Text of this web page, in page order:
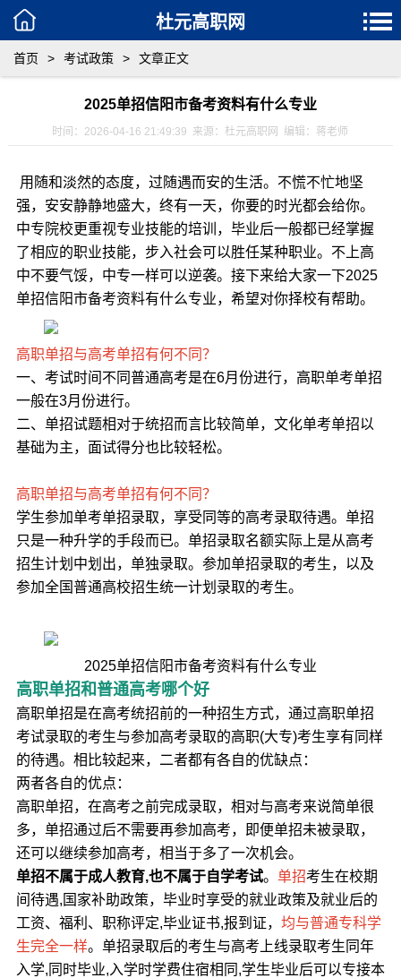
杜元高职网
首页 > 考试政策 > 文章正文
2025单招信阳市备考资料有什么专业
时间：2026-04-16 21:49:39 来源：杜元高职网 编辑：蒋老师
用随和淡然的态度，过随遇而安的生活。不慌不忙地坚
强，安安静静地盛大，终有一天，你要的时光都会给你。
中专院校更重视专业技能的培训，毕业后一般都已经掌握
了相应的职业技能，步入社会可以胜任某种职业。不上高
中不要气馁，中专一样可以逆袭。接下来给大家一下2025
单招信阳市备考资料有什么专业，希望对你择校有帮助。
高职单招与高考单招有何不同？
一、考试时间不同普通高考是在6月份进行，高职单考单招
一般在3月份进行。
二、单招试题相对于统招而言比较简单，文化单考单招以
基础为主，面试得分也比较轻松。
高职单招与高考单招有何不同？
学生参加单考单招录取，享受同等的高考录取待遇。单招
只是一种升学的手段而已。单招录取名额实际上是从高考
招生计划中划出，单独录取。参加单招录取的考生，以及
参加全国普通高校招生统一计划录取的考生。
2025单招信阳市备考资料有什么专业
高职单招和普通高考哪个好
高职单招是在高考统招前的一种招生方式，通过高职单招
考试录取的考生与参加高考录取的高职(大专)考生享有同样
的待遇。相比较起来，二者都有各自的优缺点：
两者各自的优点：
高职单招，在高考之前完成录取，相对与高考来说简单很
多，单招通过后不需要再参加高考，即便单招未被录取，
还可以继续参加高考，相当于多了一次机会。
单招不属于成人教育,也不属于自学考试。 单招考生在校期
间待遇,国家补助政策，毕业时享受的就业政策及就业后的
工资、福利、职称评定,毕业证书,报到证， 均与普通专科学
生完全一样。单招录取后的考生与高考上线录取考生同年
入学,同时毕业,入学时学费住宿相同,学生毕业后可以专接本